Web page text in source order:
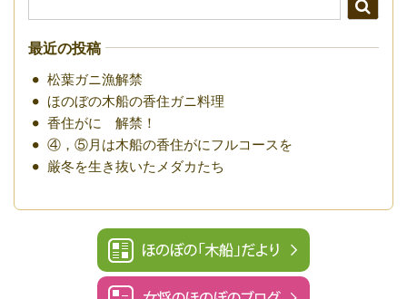
最近の投稿
松葉ガニ漁解禁
ほのぼの木船の香住ガニ料理
香住がに 解禁！
④，⑤月は木船の香住がにフルコースを
厳冬を生き抜いたメダカたち